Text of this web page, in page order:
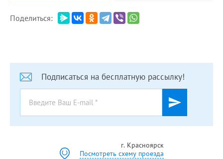
Поделиться:
Подписаться на бесплатную рассылку!
г. Красноярск
Посмотреть схему проезда